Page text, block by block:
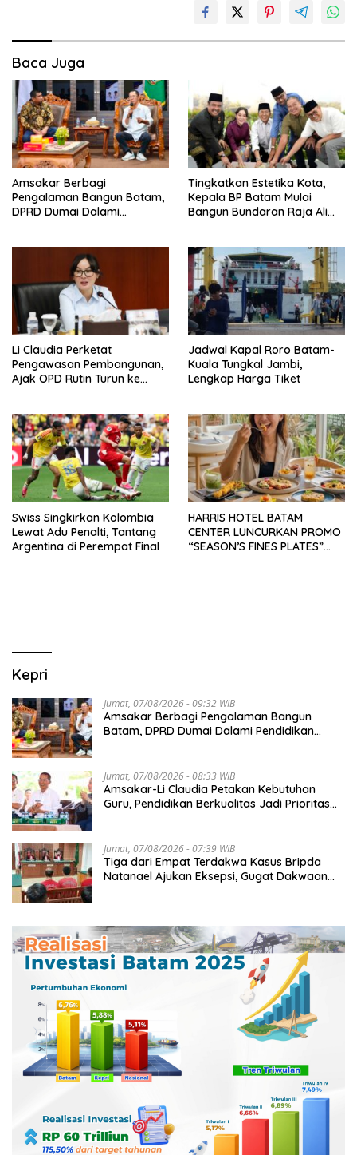
Baca Juga
Amsakar Berbagi
Pengalaman Bangun Batam,
DPRD Dumai Dalami
Tingkatkan Estetika Kota,
Kepala BP Batam Mulai
Bangun Bundaran Raja Ali
Li Claudia Perketat
Pengawasan Pembangunan,
Ajak OPD Rutin Turun ke
Jadwal Kapal Roro Batam-
Kuala Tungkal Jambi,
Lengkap Harga Tiket
Swiss Singkirkan Kolombia
Lewat Adu Penalti, Tantang
Argentina di Perempat Final
HARRIS HOTEL BATAM
CENTER LUNCURKAN PROMO
“SEASON’S FINES PLATES”
Kepri
Jumat, 07/08/2026 - 09:32 WIB
Amsakar Berbagi Pengalaman Bangun
Batam, DPRD Dumai Dalami Pendidikan
Jumat, 07/08/2026 - 08:33 WIB
Amsakar-Li Claudia Petakan Kebutuhan
Guru, Pendidikan Berkualitas Jadi Prioritas
Jumat, 07/08/2026 - 07:39 WIB
Tiga dari Empat Terdakwa Kasus Bripda
Natanael Ajukan Eksepsi, Gugat Dakwaan